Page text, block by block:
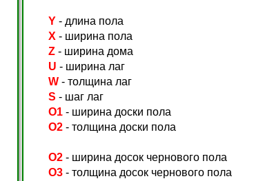
Y - длина пола
X - ширина пола
Z - ширина дома
U - ширина лаг
W - толщина лаг
S - шаг лаг
O1 - ширина доски пола
O2 - толщина доски пола
O2 - ширина досок чернового пола
O3 - толщина досок чернового пола